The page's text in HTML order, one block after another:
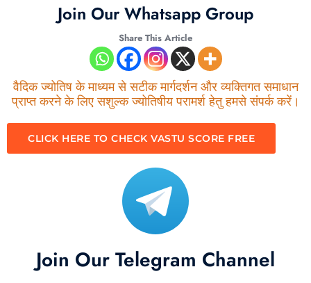
Join Our Whatsapp Group
Share This Article
वैदिक ज्योतिष के माध्यम से सटीक मार्गदर्शन और व्यक्तिगत समाधान
प्राप्त करने के लिए सशुल्क ज्योतिषीय परामर्श हेतु हमसे संपर्क करें।
CLICK HERE TO CHECK VASTU SCORE FREE
Join Our Telegram Channel